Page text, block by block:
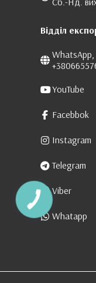
Відділ
WhatsApp,
YouTube
Facebbok
Instagram
Telegram
Viber
Whatapp